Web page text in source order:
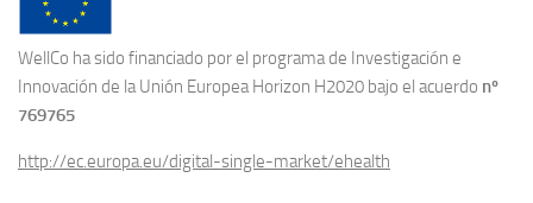
WellCo ha sido financiado por el programa de Investigación e
Innovación de la Unión Europea Horizon H2020 bajo el acuerdo nº
769765
http://ec.europa.eu/digital-single-market/ehealth